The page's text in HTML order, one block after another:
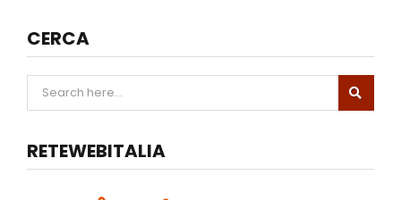
CERCA
RETEWEBITALIA